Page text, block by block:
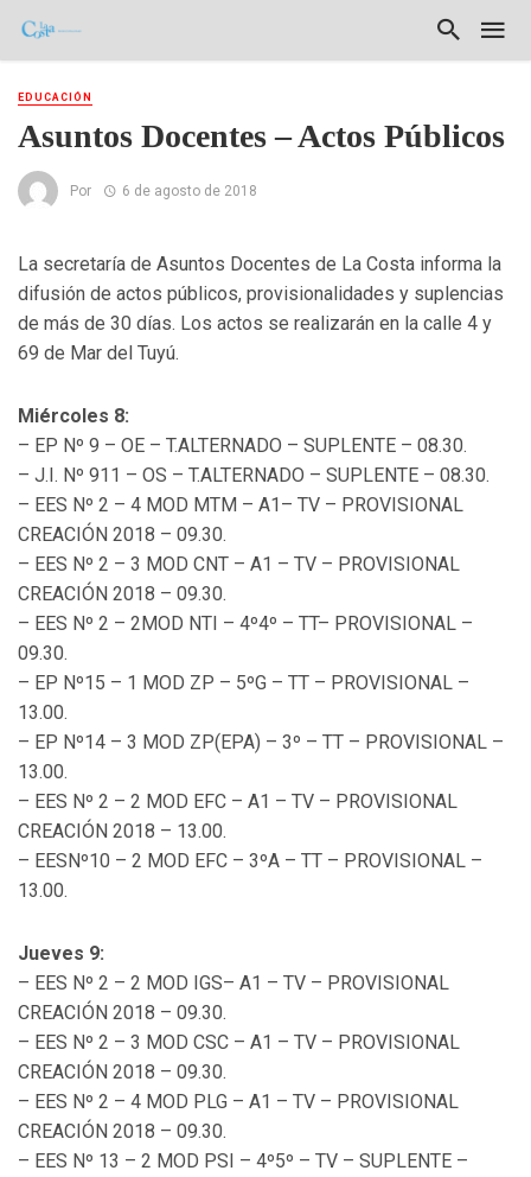
EDUCACIÓN
Asuntos Docentes – Actos Públicos
Por 6 de agosto de 2018
La secretaría de Asuntos Docentes de La Costa informa la
difusión de actos públicos, provisionalidades y suplencias
de más de 30 días. Los actos se realizarán en la calle 4 y
69 de Mar del Tuyú.
Miércoles 8:
– EP Nº 9 – OE – T.ALTERNADO – SUPLENTE – 08.30.
– J.I. Nº 911 – OS – T.ALTERNADO – SUPLENTE – 08.30.
– EES Nº 2 – 4 MOD MTM – A1– TV – PROVISIONAL
CREACIÓN 2018 – 09.30.
– EES Nº 2 – 3 MOD CNT – A1 – TV – PROVISIONAL
CREACIÓN 2018 – 09.30.
– EES Nº 2 – 2MOD NTI – 4º4º – TT– PROVISIONAL –
09.30.
– EP Nº15 – 1 MOD ZP – 5ºG – TT – PROVISIONAL –
13.00.
– EP Nº14 – 3 MOD ZP(EPA) – 3º – TT – PROVISIONAL –
13.00.
– EES Nº 2 – 2 MOD EFC – A1 – TV – PROVISIONAL
CREACIÓN 2018 – 13.00.
– EESNº10 – 2 MOD EFC – 3ºA – TT – PROVISIONAL –
13.00.
Jueves 9:
– EES Nº 2 – 2 MOD IGS– A1 – TV – PROVISIONAL
CREACIÓN 2018 – 09.30.
– EES Nº 2 – 3 MOD CSC – A1 – TV – PROVISIONAL
CREACIÓN 2018 – 09.30.
– EES Nº 2 – 4 MOD PLG – A1 – TV – PROVISIONAL
CREACIÓN 2018 – 09.30.
– EES Nº 13 – 2 MOD PSI – 4º5º – TV – SUPLENTE –